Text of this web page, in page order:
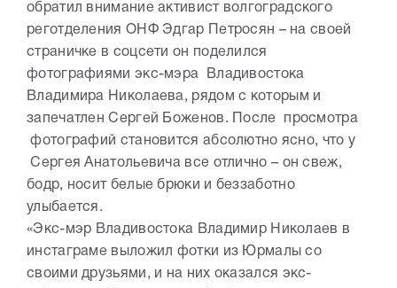
обратил внимание активист волгоградского
реготделения ОНФ Эдгар Петросян – на своей
страничке в соцсети он поделился
фотографиями экс-мэра Владивостока
Владимира Николаева, рядом с которым и
запечатлен Сергей Боженов. После просмотра
фотографий становится абсолютно ясно, что у
Сергея Анатольевича все отлично – он свеж,
бодр, носит белые брюки и беззаботно
улыбается.
«Экс-мэр Владивостока Владимир Николаев в
инстаграме выложил фотки из Юрмалы со
своими друзьями, и на них оказался экс-